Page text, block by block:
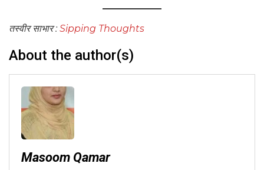
तस्वीर साभार : Sipping Thoughts
About the author(s)
Masoom Qamar